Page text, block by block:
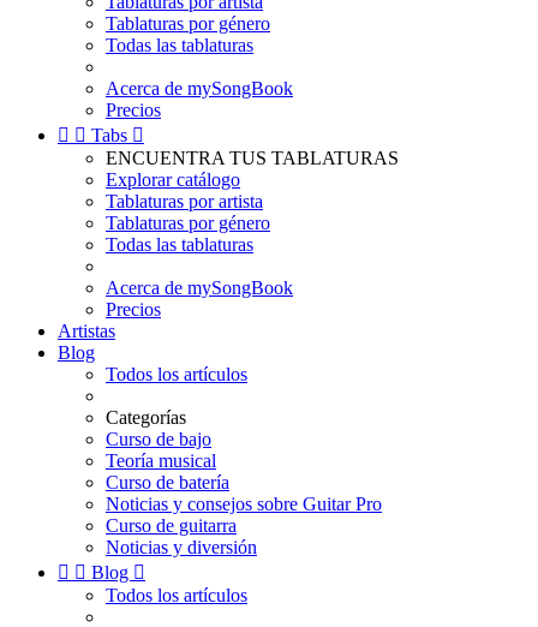
Tablaturas por género
Todas las tablaturas
Acerca de mySongBook
Precios
  Tabs 
ENCUENTRA TUS TABLATURAS
Explorar catálogo
Tablaturas por artista
Tablaturas por género
Todas las tablaturas
Acerca de mySongBook
Precios
Artistas
Blog
Todos los artículos
Categorías
Curso de bajo
Teoría musical
Curso de batería
Noticias y consejos sobre Guitar Pro
Curso de guitarra
Noticias y diversión
  Blog 
Todos los artículos